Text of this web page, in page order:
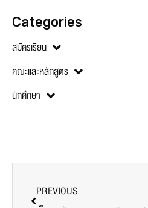
Categories
สมัครเรียน
คณะและหลักสูตร
นักศึกษา
PREVIOUS